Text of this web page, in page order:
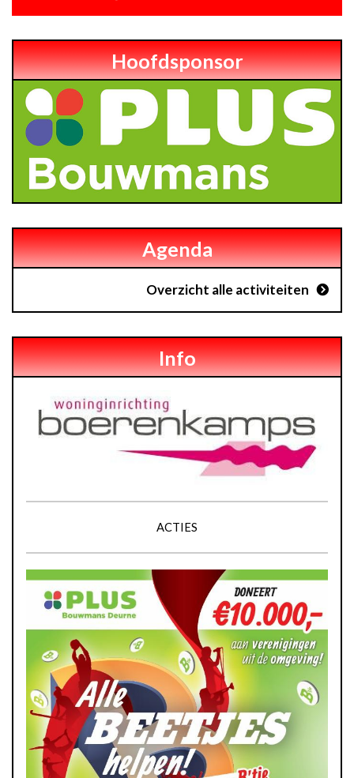
Hoofdsponsor
Agenda
Overzicht alle activiteiten
Info
ACTIES